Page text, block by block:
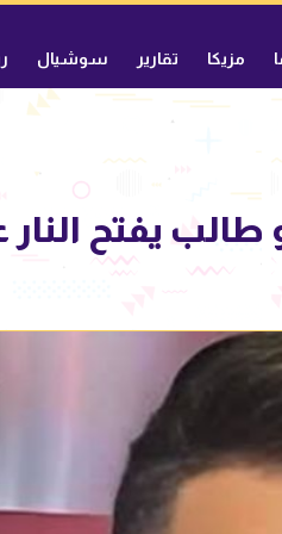
مزيكا تقارير سوشيال
يفتح النار